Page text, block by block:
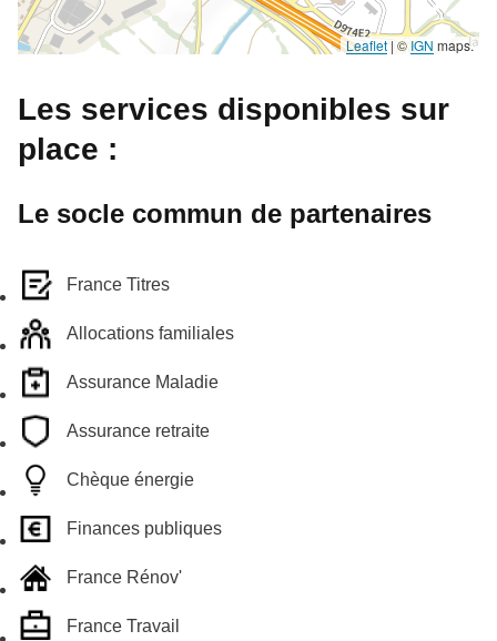
Leaflet | © IGN maps.
Les services disponibles sur
place :
Le socle commun de partenaires
France Titres
Allocations familiales
Assurance Maladie
Assurance retraite
Chèque énergie
Finances publiques
France Rénov'
France Travail